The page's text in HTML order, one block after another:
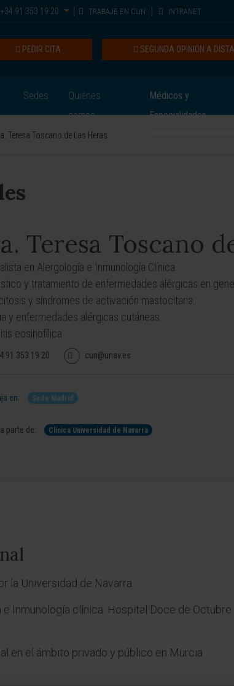
+34 91 353 19 20 TRABAJE EN CUN INTRANET
SEGUNDA OPINIÓN A
PEDIR CITA
Sedes
Quiénes
somos
Médicos y
Especialidades
Teresa Toscano de Las Heras
Teresa Toscano
en Alergología e Inmunología Clínica.
y tratamiento de enfermedades alérgicas en
y síndromes de activación mastocitaria.
y enfermedades alérgicas cutáneas.
eosinofílica
91 353 19 20 cun@unav.es
en: Sede Madrid
parte de: Clínica Universidad de Navarra
la Universidad de Navarra.
Inmunología clínica. Hospital Doce de Octubre
en el ámbito privado y público en Murcia